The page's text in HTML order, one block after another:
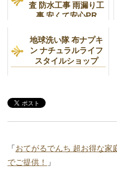
査 防水工事 雨漏り工
事 安くて安心PR
地球洗い隊 布ナプキ
ン ナチュラルライフ
スタイルショップ
「 おてがるでんち 超お得な家
でご提供！
」